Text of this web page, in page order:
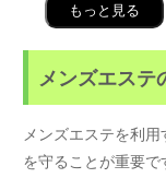
もっと見る
メンズエステ
メンズエステを利
を守ることが重要